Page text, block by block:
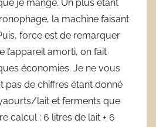
je mange. Un plus étant
la machine faisant
force est de remarquer
l’appareil amorti, on fait
économies. Je ne vous
pas de chiffres étant donné
lait et ferments que
calcul : 6 litres de lait + 6